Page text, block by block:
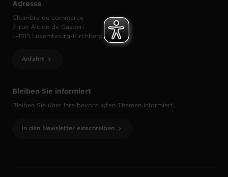
Bleiben Sie informiert
Bleiben Sie über Ihre bevorzugten Themen informiert.
In den Newsletter einschreiben
Adresse
Chambre de commerce
7, rue Alcide de Gasperi
L-1615 Luxembourg-Kirchberg
Anfahrt